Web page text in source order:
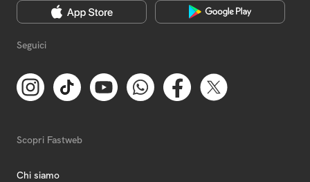
Seguici
Scopri Fastweb
Chi siamo